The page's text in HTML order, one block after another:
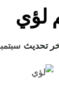
لؤي
تحديث سبتمبر 4,